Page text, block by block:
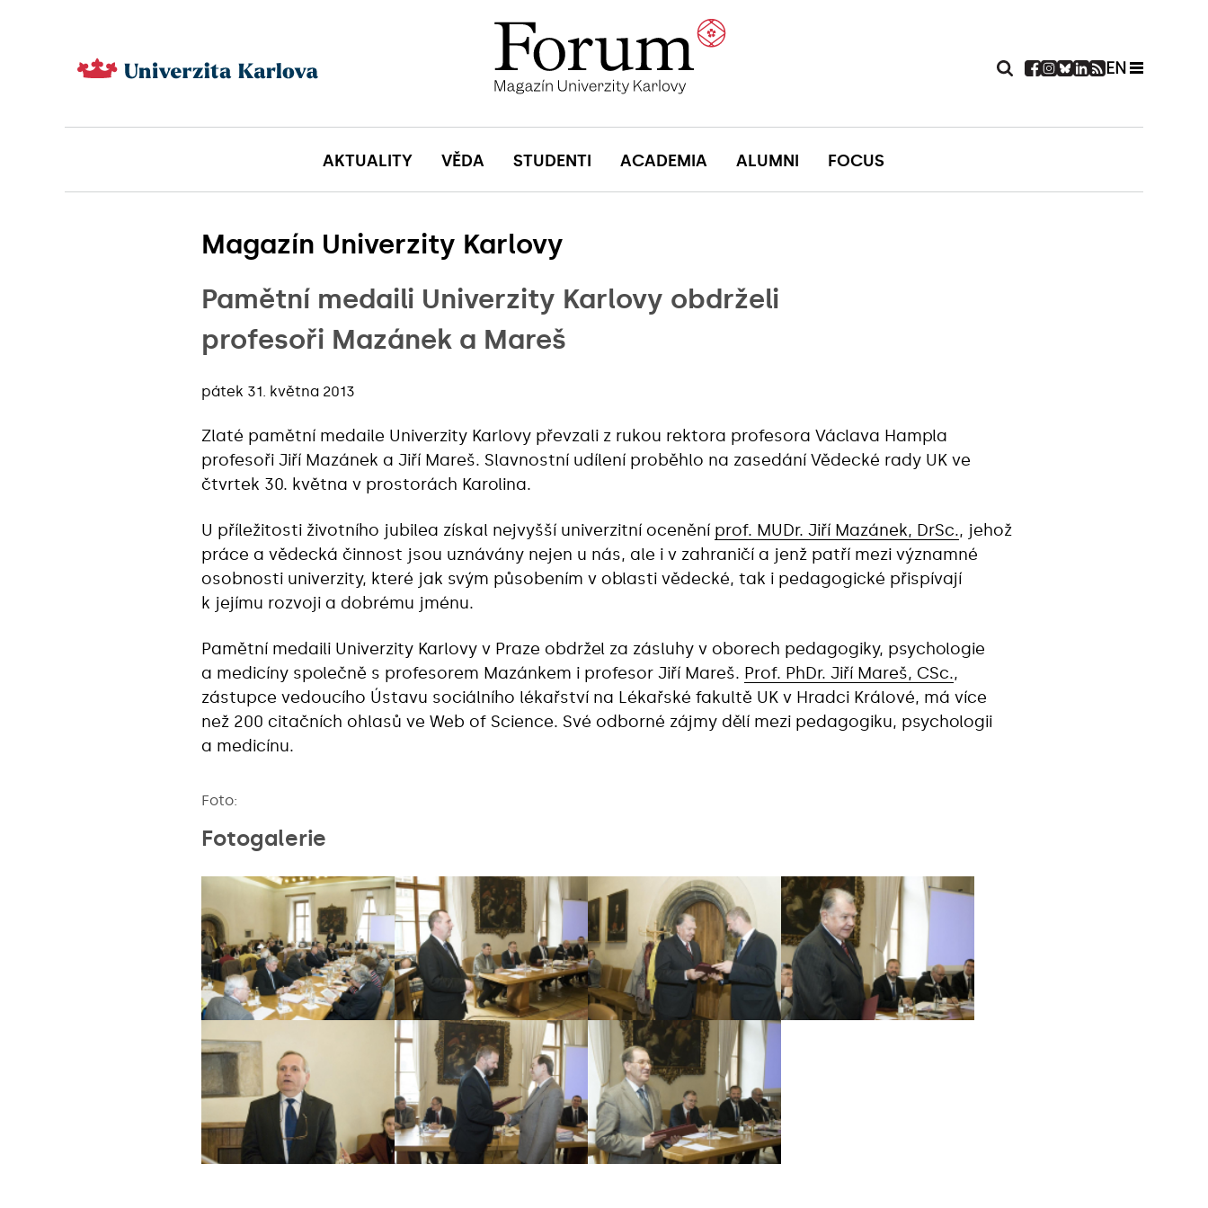
EN
AKTUALITY VĚDA STUDENTI ACADEMIA ALUMNI FOCUS
Magazín Univerzity Karlovy
Pamětní medaili Univerzity Karlovy obdrželi
profesoři Mazánek a Mareš
pátek 31. května 2013
Zlaté pamětní medaile Univerzity Karlovy převzali z rukou rektora profesora Václava Hampla
profesoři Jiří Mazánek a Jiří Mareš. Slavnostní udílení proběhlo na zasedání Vědecké rady UK ve
čtvrtek 30. května v prostorách Karolina.
U příležitosti životního jubilea získal nejvyšší univerzitní ocenění prof. MUDr. Jiří Mazánek, DrSc., jehož
práce a vědecká činnost jsou uznávány nejen u nás, ale i v zahraničí a jenž patří mezi významné
osobnosti univerzity, které jak svým působením v oblasti vědecké, tak i pedagogické přispívají
k jejímu rozvoji a dobrému jménu.
Pamětní medaili Univerzity Karlovy v Praze obdržel za zásluhy v oborech pedagogiky, psychologie
a medicíny společně s profesorem Mazánkem i profesor Jiří Mareš. Prof. PhDr. Jiří Mareš, CSc.,
zástupce vedoucího Ústavu sociálního lékařství na Lékařské fakultě UK v Hradci Králové, má více
než 200 citačních ohlasů ve Web of Science. Své odborné zájmy dělí mezi pedagogiku, psychologii
a medicínu.
Foto:
Fotogalerie